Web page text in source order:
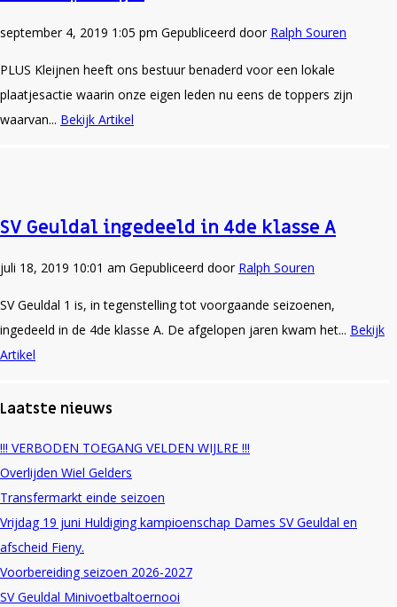
september 4, 2019 1:05 pm Gepubliceerd door Ralph Souren
PLUS Kleijnen heeft ons bestuur benaderd voor een lokale
plaatjesactie waarin onze eigen leden nu eens de toppers zijn
waarvan... Bekijk Artikel
SV Geuldal ingedeeld in 4de klasse A
juli 18, 2019 10:01 am Gepubliceerd door Ralph Souren
SV Geuldal 1 is, in tegenstelling tot voorgaande seizoenen,
ingedeeld in de 4de klasse A. De afgelopen jaren kwam het... Bekijk
Artikel
Laatste nieuws
!!! VERBODEN TOEGANG VELDEN WIJLRE !!!
Overlijden Wiel Gelders
Transfermarkt einde seizoen
Vrijdag 19 juni Huldiging kampioenschap Dames SV Geuldal en
afscheid Fieny.
Voorbereiding seizoen 2026-2027
SV Geuldal Minivoetbaltoernooi